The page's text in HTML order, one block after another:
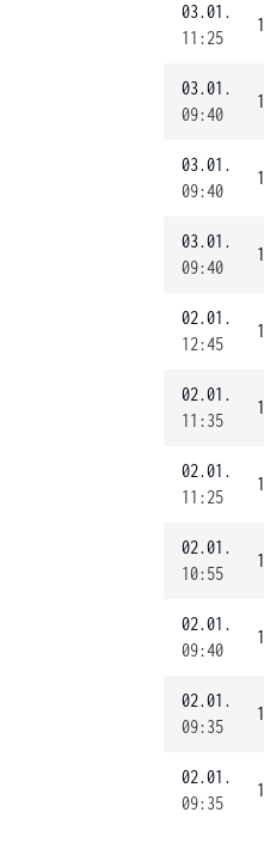
03.01.
11:25
03.01.
09:40
03.01.
09:40
03.01.
09:40
02.01.
12:45
02.01.
11:35
02.01.
11:25
02.01.
10:55
02.01.
09:40
02.01.
09:35
02.01.
09:35